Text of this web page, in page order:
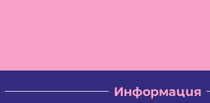
Информация